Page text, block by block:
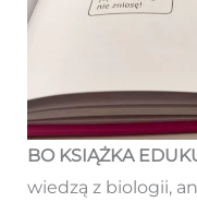
BO KSIĄŻKA
wiedzą z biologii,